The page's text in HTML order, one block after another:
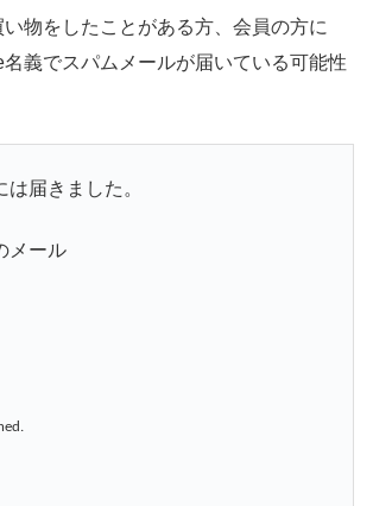
物をしたことがある方、会員の方に
義でスパムメールが届いている可能性
届きました。
メール